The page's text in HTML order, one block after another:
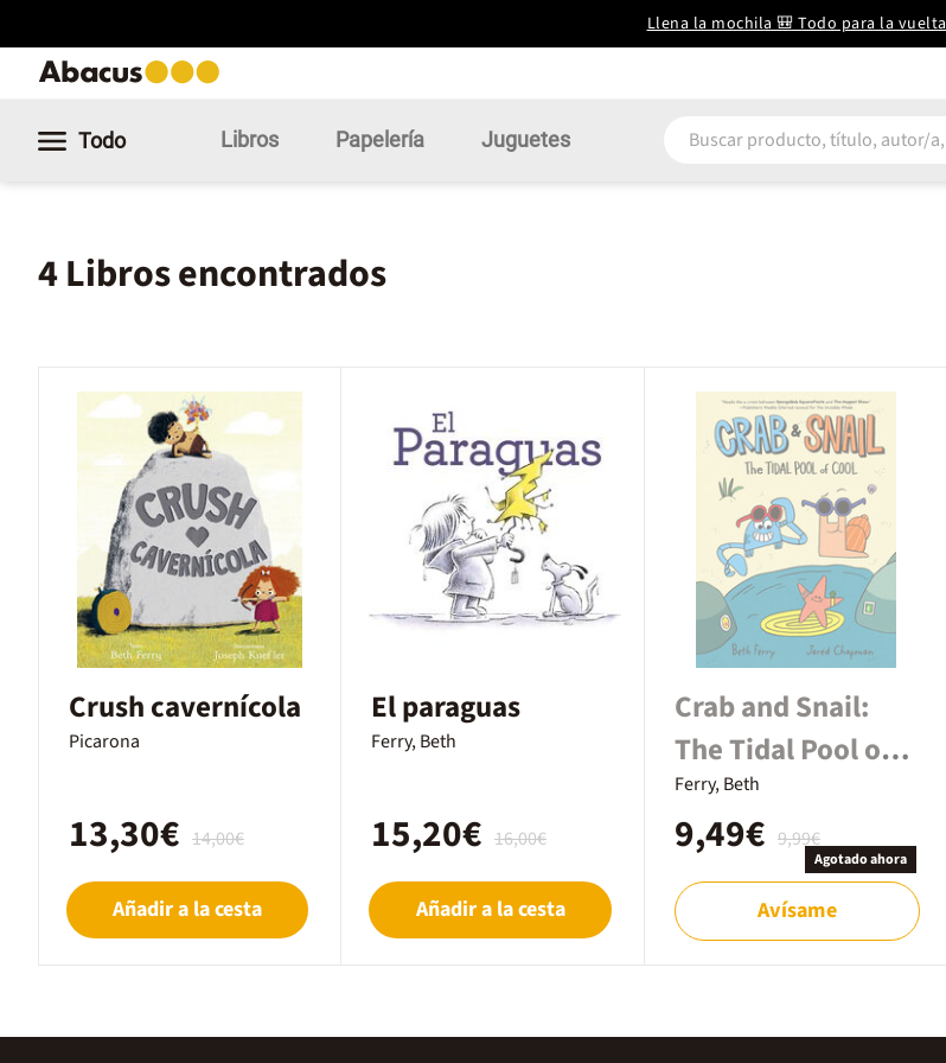
Llena la mochila 🎒 Todo para la vuelta
Todo Libros Papelería Juguetes
4 Libros encontrados
Crush cavernícola
Picarona
14,00€
13,30€
Añadir a la cesta
El paraguas
Ferry, Beth
16,00€
15,20€
Añadir a la cesta
Crab and Snail:
The Tidal Pool of
Cool
Ferry, Beth
9,99€
9,49€ Agotado ahora
Avísame